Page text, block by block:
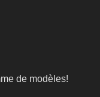
de modèles!